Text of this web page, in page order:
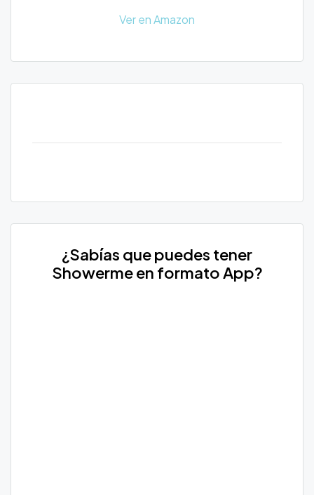
Ver en Amazon
¿Sabías que puedes tener
Showerme en formato App?